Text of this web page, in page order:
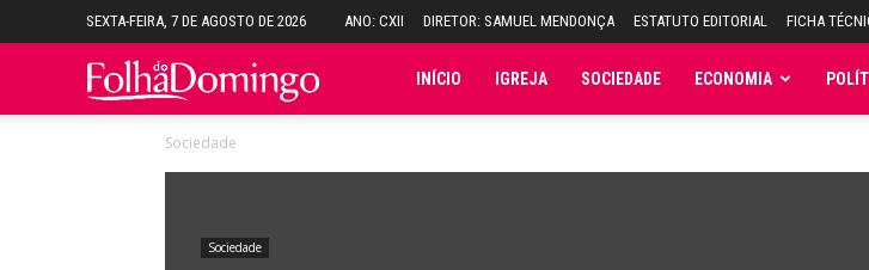
SEXTA-FEIRA, 7 DE AGOSTO DE 2026 ANO: CXII DIRETOR: SAMUEL MENDONÇA ESTATUTO EDITORIAL FICHA
Folha INÍCIO IGREJA SOCIEDADE ECONOMIA
Sociedade
Sociedade